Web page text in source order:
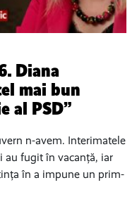
Diana
mai bun
al PSD”
n-avem. Interimatele
au fugit în vacanță, iar
în a impune un prim-